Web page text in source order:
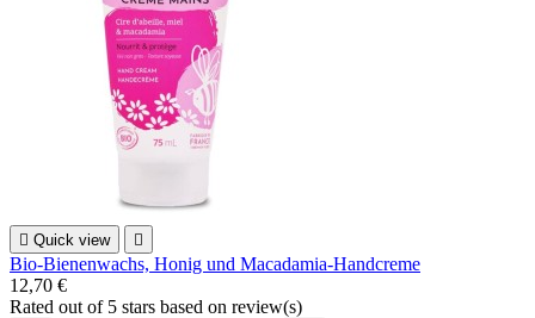
 Quick view 
Bio-Bienenwachs, Honig und Macadamia-Handcreme
12,70 €
Rated out of 5 stars based on review(s)